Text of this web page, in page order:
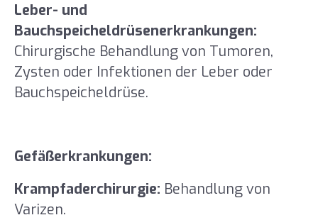
Leber- und
Bauchspeicheldrüsenerkrankungen:
Chirurgische Behandlung von Tumoren,
Zysten oder Infektionen der Leber oder
Bauchspeicheldrüse.
Gefäßerkrankungen:
Krampfaderchirurgie: Behandlung von
Varizen.